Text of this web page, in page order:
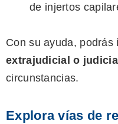
de injertos
Con su ayuda, podrás
extrajudicial o judicial
circunstancias.
Explora vías de